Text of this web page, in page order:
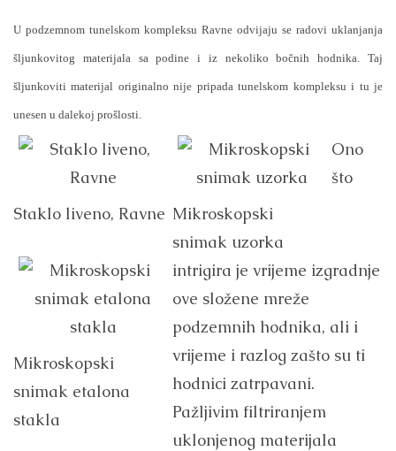
U podzemnom tunelskom kompleksu Ravne odvijaju se radovi uklanjanja
šljunkovitog materijala sa podine i iz nekoliko bočnih hodnika. Taj
šljunkoviti materijal originalno nije pripada tunelskom kompleksu i tu je
unesen u dalekoj prošlosti.
Staklo liveno, Ravne Mikroskopski
snimak uzorka
Mikroskopski
snimak etalona
stakla
Ono
što
intrigira je vrijeme izgradnje
ove složene mreže
podzemnih hodnika, ali i
vrijeme i razlog zašto su ti
hodnici zatrpavani.
Pažljivim filtriranjem
uklonjenog materijala